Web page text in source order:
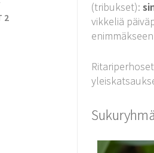
2
(tribukset):
vikkeliä